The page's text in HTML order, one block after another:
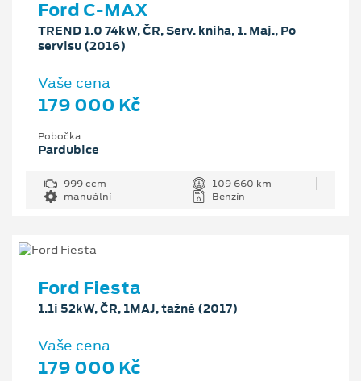
Ford C-MAX
TREND 1.0 74kW, ČR, Serv. kniha, 1. Maj., Po
servisu (2016)
Vaše cena
179 000 Kč
Pobočka
Pardubice
999 ccm
109 660 km
manuální
Benzín
Ford Fiesta
1.1i 52kW, ČR, 1MAJ, tažné (2017)
Vaše cena
179 000 Kč